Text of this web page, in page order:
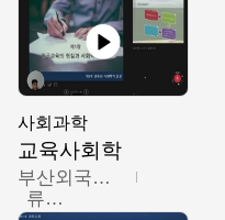
사회과학
교육사회학
부산외국어대학교
류영철